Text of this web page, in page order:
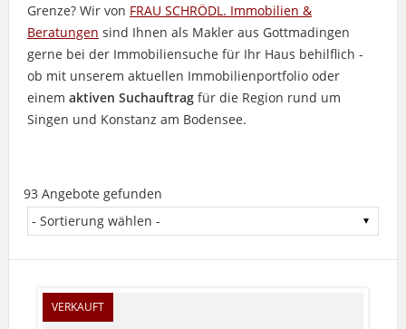
Grenze? Wir von FRAU SCHRÖDL. Immobilien &
Beratungen sind Ihnen als Makler aus Gottmadingen
gerne bei der Immobiliensuche für Ihr Haus behilflich -
ob mit unserem aktuellen Immobilienportfolio oder
einem aktiven Suchauftragfür die Region rund um
Singen und Konstanz am Bodensee.
93 Angebote gefunden
VERKAUFT